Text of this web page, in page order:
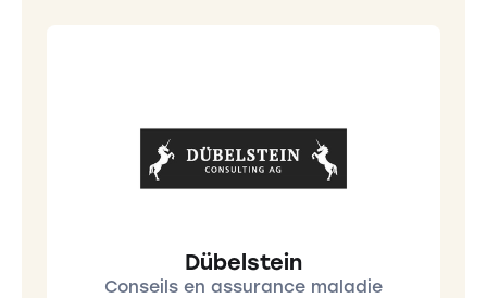
Dübelstein
Conseils en assurance maladie